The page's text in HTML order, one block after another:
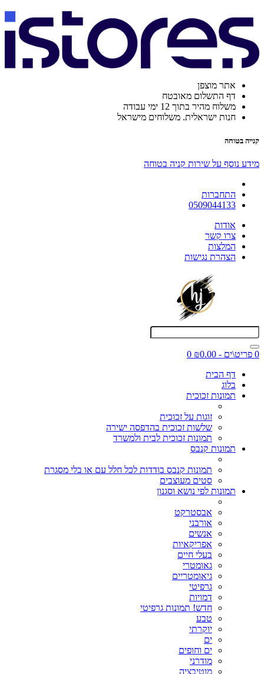
אתר מוצפן
דף התשלום מאובטח
משלוח מהיר בתוך 12 ימי עבודה
חנות ישראלית. משלוחים מישראל
קנייה בטוחה
מידע נוסף על שירות קניה בטוחה
התחברות
0509044133
אודות
צרו קשר
המלצות
הצהרת נגישות
0 פריט\ים - ₪0.00
0
דף הבית
בלוג
תמונות זכוכית
זוגות על זכוכית
שלשות זכוכית בהדפסה ישירה
תמונות זכוכית לבית ולמשרד
תמונות קנבס
תמונות קנבס בודדות לכל חלל עם או בלי מסגרת
סטים מעוצבים
תמונות לפי נושא וסגנון
אבסטרקט
אורבני
אנשים
אפריקאיות
בעלי חיים
גאומטרי
גיאומטריים
גרפיטי
דמויות
חדש! תמונות גרפיטי
טבע
יוקרתי
ים
ים וחופים
מודרני
מוטיבציה